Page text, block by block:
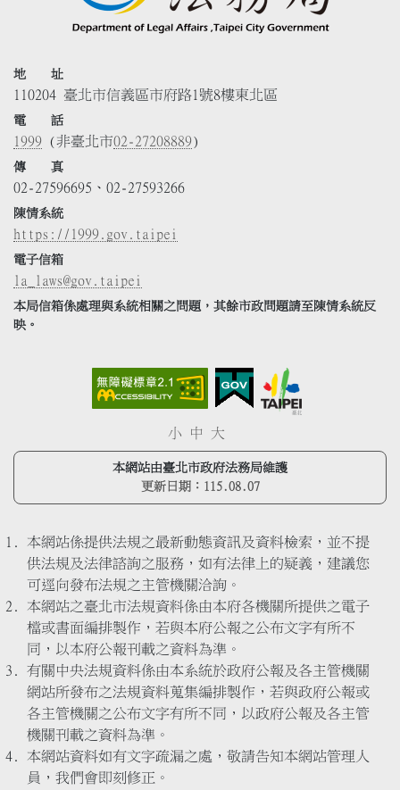
地 址
110204 臺北市信義區市府路1號8樓東北區
電 話
1999 (非臺北市02-27208889)
傳 真
02-27596695、02-27593266
陳情系統
https://1999.gov.taipei
電子信箱
la_laws@gov.taipei
本局信箱係處理與系統相關之問題，其餘市政問題請至陳情系統反
映。
小 中 大
本網站由臺北市政府法務局維護
更新日期： 115.08.07
本網站係提供法規之最新動態資訊及資料檢索，並不提
供法規及法律諮詢之服務，如有法律上的疑義，建議您
可逕向發布法規之主管機關洽詢。
本網站之臺北市法規資料係由本府各機關所提供之電子
檔或書面編排製作，若與本府公報之公布文字有所不
同，以本府公報刊載之資料為準。
有關中央法規資料係由本系統於政府公報及各主管機關
網站所發布之法規資料蒐集編排製作，若與政府公報或
各主管機關之公布文字有所不同，以政府公報及各主管
機關刊載之資料為準。
本網站資料如有文字疏漏之處，敬請告知本網站管理人
員，我們會即刻修正。